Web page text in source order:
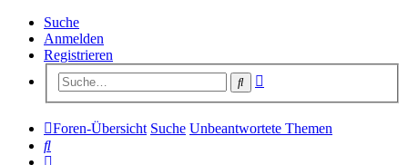
Suche
Anmelden
Registrieren
Suche
Foren-Übersicht Suche Unbeantwortete Themen
Suche